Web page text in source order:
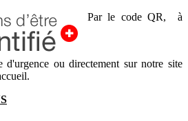
Par le code QR, à
d'urgence ou directement sur notre site